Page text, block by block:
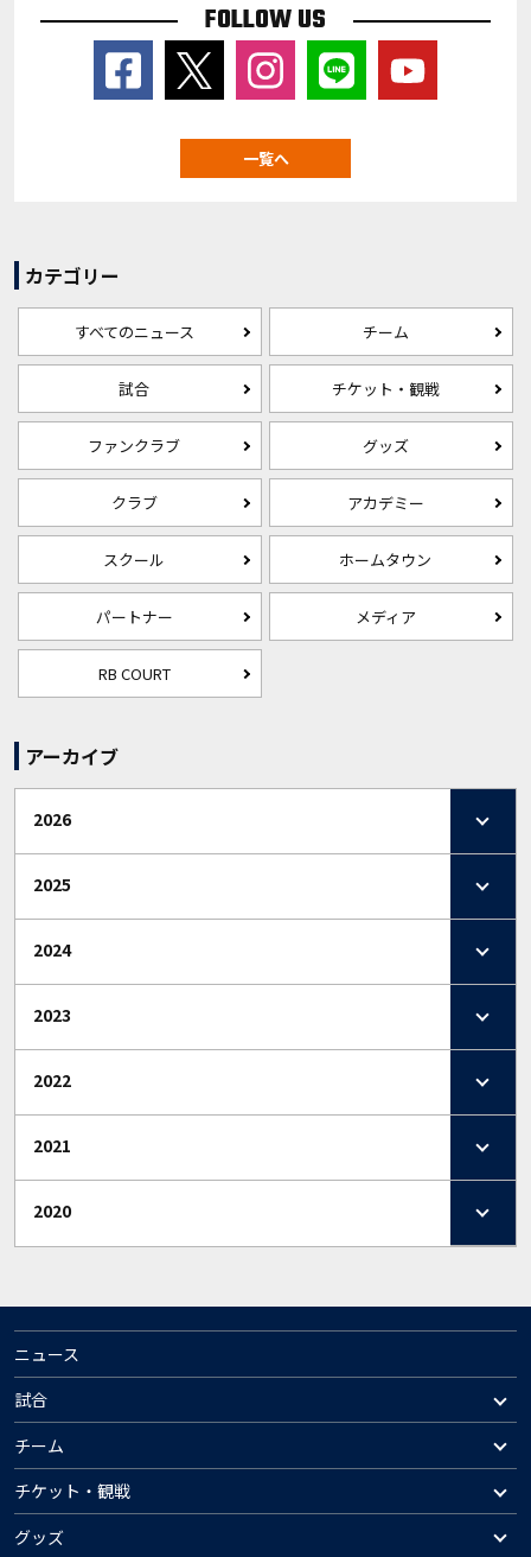
FOLLOW US
一覧へ
カテゴリー
すべてのニュース チーム
試合 チケット・観戦
ファンクラブ グッズ
クラブ アカデミー
スクール ホームタウン
パートナー メディア
RB COURT
アーカイブ
2026
2025
2024
2023
2022
2021
2020
ニュース
試合
チーム
チケット・観戦
グッズ